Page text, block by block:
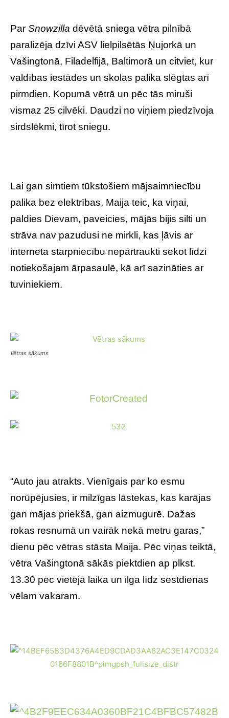
Par Snowzilla dēvētā sniega vētra pilnībā
paralizēja dzīvi ASV lielpilsētās Ņujorkā un
Vašingtonā, Filadelfijā, Baltimorā un citviet, kur
valdības iestādes un skolas palika slēgtas arī
pirmdien. Kopumā vētrā un pēc tās miruši
vismaz 25 cilvēki. Daudzi no viņiem piedzīvoja
sirdslēkmi, tīrot sniegu.
Lai gan simtiem tūkstošiem mājsaimniecību
palika bez elektrības, Maija teic, ka viņai,
paldies Dievam, paveicies, mājās bijis silti un
strāva nav pazudusi ne mirkli, kas ļāvis ar
interneta starpniecību nepārtraukti sekot līdzi
notiekošajam ārpasaulē, kā arī sazināties ar
tuviniekiem.
Vētras sākums
“Auto jau atrakts. Vienīgais par ko esmu
norūpējusies, ir milzīgas lāstekas, kas karājas
gan mājas priekšā, gan aizmugurē. Dažas
rokas resnumā un vairāk nekā metru garas,”
dienu pēc vētras stāsta Maija. Pēc viņas teiktā,
vētra Vašingtonā sākās piektdien ap plkst.
13.30 pēc vietējā laika un ilga līdz sestdienas
vēlam vakaram.